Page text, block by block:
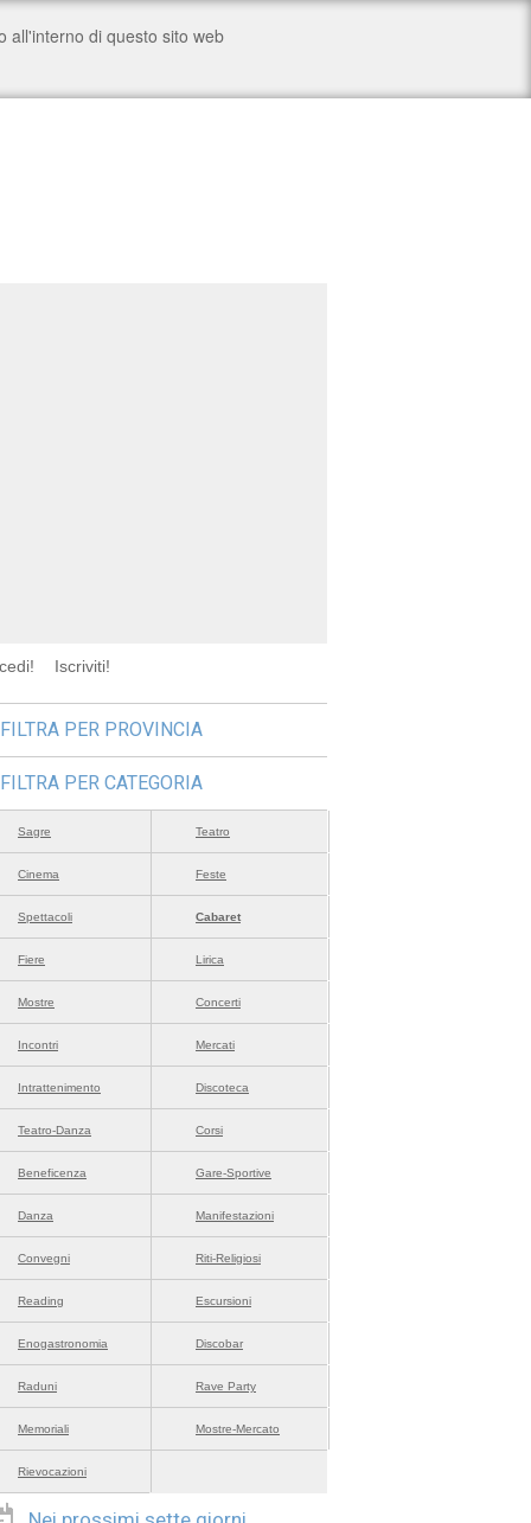
Iscriviti!
FILTRA PER PROVINCIA
FILTRA PER CATEGORIA
Sagre Teatro
Cinema Feste
Spettacoli Cabaret
Fiere Lirica
Mostre Concerti
Incontri Mercati
Intrattenimento Discoteca
Teatro-Danza Corsi
Beneficenza Gare-Sportive
Danza Manifestazioni
Convegni Riti-Religiosi
Reading Escursioni
Enogastronomia Discobar
Raduni Rave Party
Memoriali Mostre-Mercato
Rievocazioni